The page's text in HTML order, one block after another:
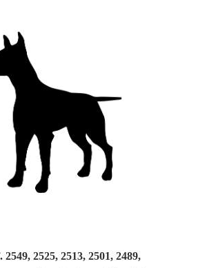
2525, 2513, 2501, 2489,